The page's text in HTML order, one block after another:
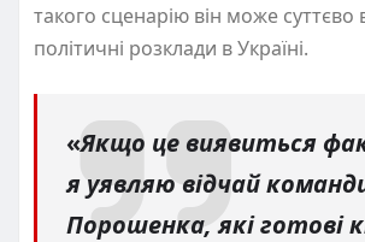
такого сценарію він може суттєво
політичні розклади в Україні.
«Якщо це виявиться
я уявляю відчай
Порошенка, які готові